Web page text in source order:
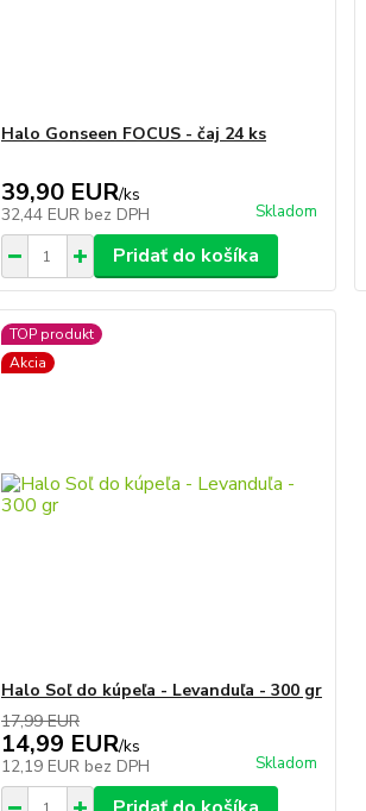
Halo Gonseen FOCUS - čaj 24 ks
39,90 EUR/ks
32,44 EUR bez DPH Skladom
Pridať do košíka
TOP produkt
Akcia
Halo Soľ do kúpeľa - Levanduľa - 300 gr
17,99 EUR
14,99 EUR/ks
12,19 EUR bez DPH Skladom